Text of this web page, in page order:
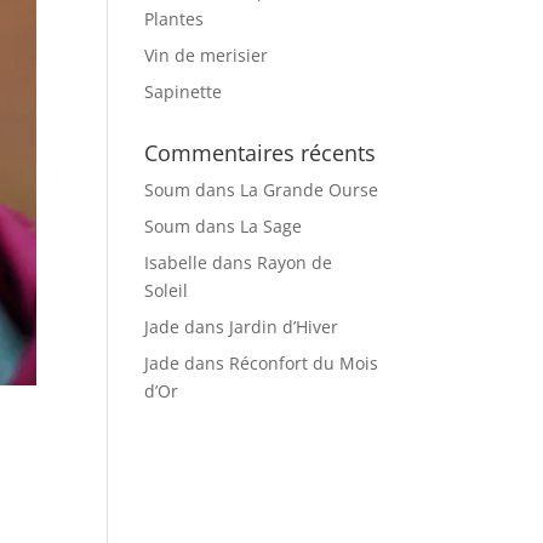
Plantes
Vin de merisier
Sapinette
Commentaires récents
Soum dans La Grande Ourse
Soum dans La Sage
Isabelle dans Rayon de
Soleil
Jade dans Jardin d’Hiver
Jade dans Réconfort du Mois
d’Or